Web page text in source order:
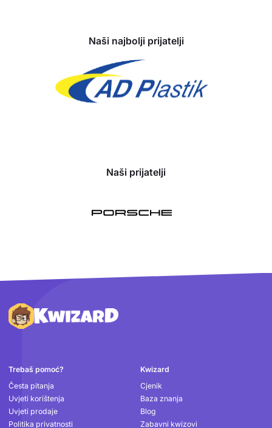
Naši najbolji prijatelji
Naši prijatelji
Podnožje
Trebaš pomoć?
Česta pitanja
Uvjeti korištenja
Uvjeti prodaje
Politika privatnosti
Kwizard
Cjenik
Baza znanja
Blog
Zabavni kwizovi